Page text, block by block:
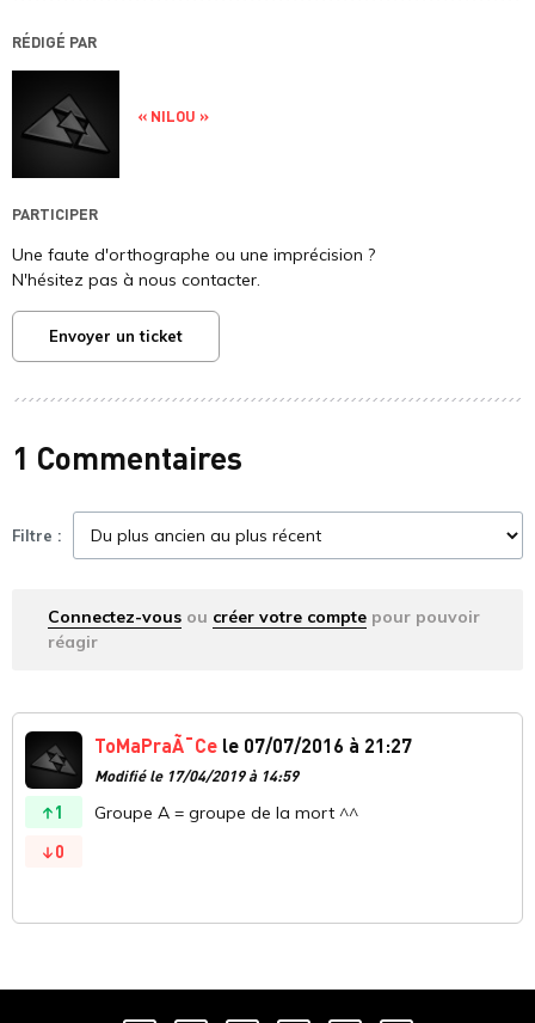
RÉDIGÉ PAR
« NILOU »
PARTICIPER
Une faute d'orthographe ou une imprécision ?
N'hésitez pas à nous contacter.
Envoyer un ticket
1 Commentaires
Filtre :
Connectez-vous ou créer votre compte pour pouvoir
réagir
1
0
ToMaPraÃ¯Ce le 07/07/2016 à 21:27
Modifié le 17/04/2019 à 14:59
Groupe A = groupe de la mort ^^